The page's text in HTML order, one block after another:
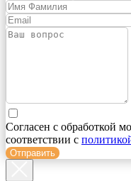
Согласен с обработкой
соответствии с
Отправить